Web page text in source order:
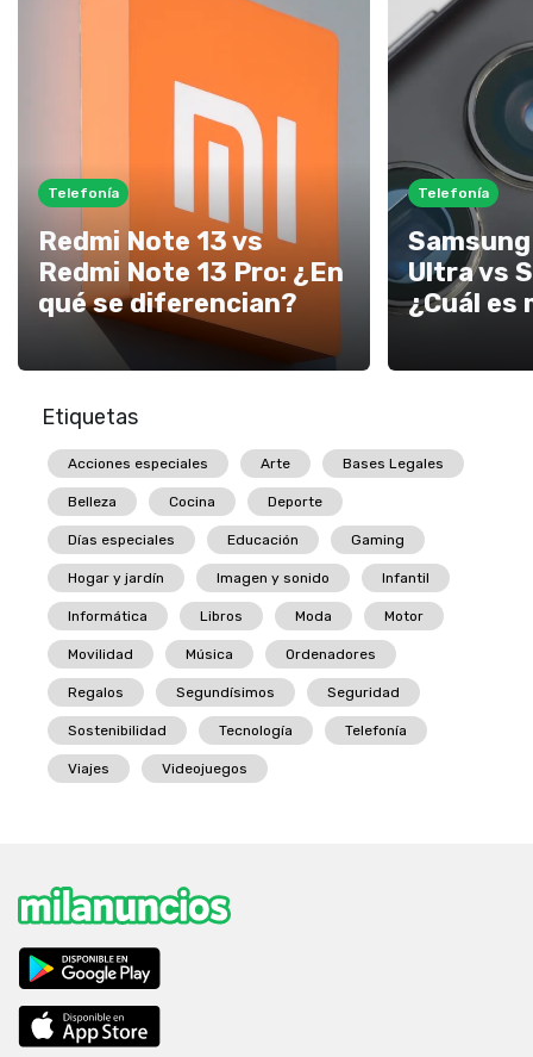
Telefonía
Redmi Note 13 vs
Redmi Note 13 Pro: ¿En
qué se diferencian?
Telefonía
Ultra vs
¿Cuál es
Etiquetas
Acciones especiales Arte Bases Legales
Belleza Cocina Deporte
Días especiales Educación Gaming
Hogar y jardín Imagen y sonido Infantil
Informática Libros Moda Motor
Movilidad Música Ordenadores
Regalos Segundísimos Seguridad
Sostenibilidad Tecnología Telefonía
Viajes Videojuegos